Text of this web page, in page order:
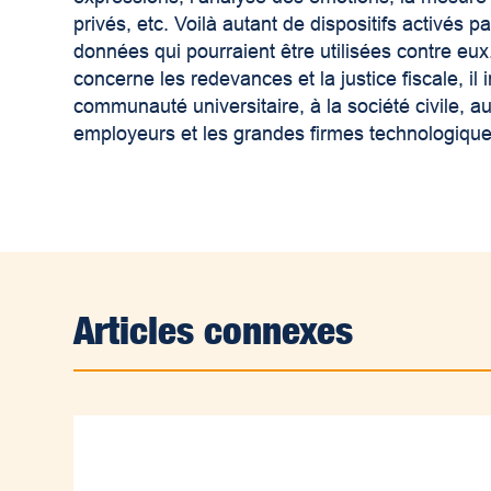
privés, etc. Voilà autant de dispositifs activés
données qui pourraient être utilisées contre
concerne les redevances et la justice fiscale,
communauté universitaire, à la société civile,
employeurs et les grandes firmes
Articles connexes